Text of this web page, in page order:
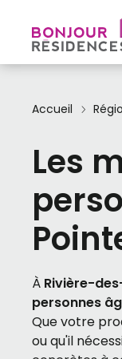
Accueil
Les
À Rivière-
personnes
Que votre
ou qu'il